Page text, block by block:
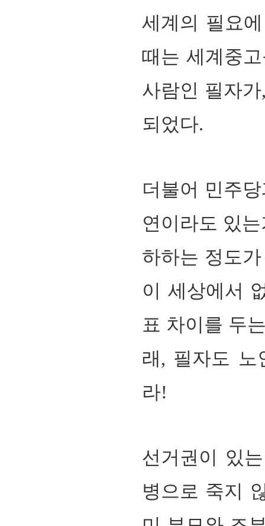
세계의 필요
때는 세계중
사람인 필자가
되었다.
더불어 민주
연이라도 있
하하는 정도
이 세상에서
표 차이를 두
래 , 필자도 노
라!
선거권이 있
병으로 죽지